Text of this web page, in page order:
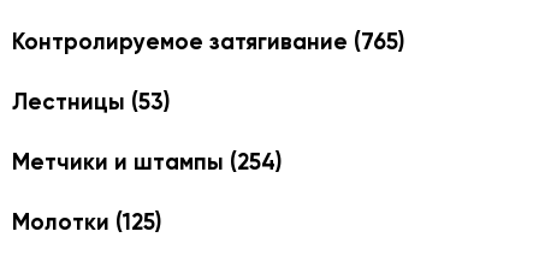
Контролируемое затягивание (765)
Лестницы (53)
Метчики и штампы (254)
Молотки (125)